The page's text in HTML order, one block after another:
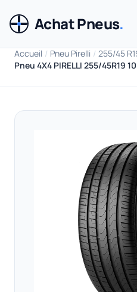
Achat Pneus.
Accueil / Pneu Pirelli / 255/45
Pneu 4X4 PIRELLI 255/45R19